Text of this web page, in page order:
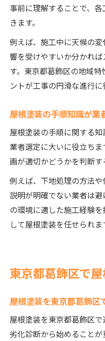
事前に理解することで、
きます。
例えば、施工中に天候の
響を受けやすいか分かれ
す。東京都葛飾区の地域
ントが工事の円滑な進行に
屋根塗装の手順知識が業
屋根塗装の手順に関する
業者選定に大いに役立ち
画が適切かどうかを判断す
例えば、下地処理の方法
説明が明確でない業者は
の環境に適した施工経験
して屋根塗装を任せられま
東京都葛飾区で
屋根塗装を東京都葛飾区
屋根塗装を東京都葛飾区
劣化診断から始めること